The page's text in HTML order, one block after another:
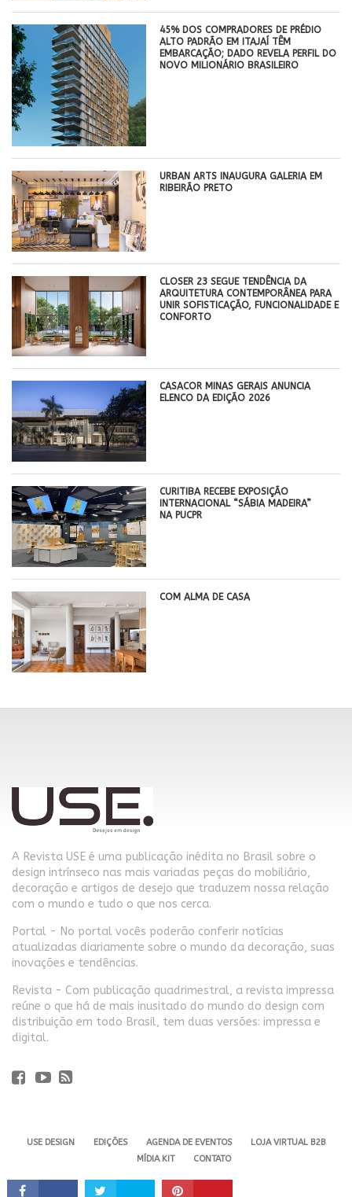
45% DOS COMPRADORES DE PRÉDIO
ALTO PADRÃO EM ITAJAÍ TÊM
EMBARCAÇÃO; DADO REVELA PERFIL DO
NOVO MILIONÁRIO BRASILEIRO
​URBAN ARTS INAUGURA GALERIA EM
RIBEIRÃO PRETO
CLOSER 23 SEGUE TENDÊNCIA DA
ARQUITETURA CONTEMPORÂNEA PARA
UNIR SOFISTICAÇÃO, FUNCIONALIDADE E
CONFORTO
CASACOR MINAS GERAIS ANUNCIA
ELENCO DA EDIÇÃO 2026
CURITIBA RECEBE EXPOSIÇÃO
INTERNACIONAL “SÁBIA MADEIRA”
NA PUCPR
COM ALMA DE CASA
A Revista USE é uma publicação inédita no Brasil sobre o
design intrínseco nas mais variadas peças do mobiliário,
decoração e artigos de desejo que traduzem nossa relação
com o mundo e tudo o que nos cerca.
Portal - No portal vocês poderão conferir notícias
atualizadas diariamente sobre o mundo da decoração, suas
inovações e tendências.
Revista - Com publicação quadrimestral, a revista impressa
reúne o que há de mais inusitado do mundo do design com
distribuição em todo Brasil, tem duas versões: impressa e
digital.
USE DESIGN EDIÇÕES AGENDA DE EVENTOS
LOJA VIRTUAL B2B
MÍDIA KIT
CONTATO
Revista USE. 2024 - Todos os direitos reservados.